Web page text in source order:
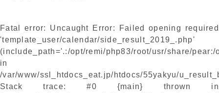
Fatal error: Uncaught Error: Failed opening required
'template_user/calendar/side_result_2019_.php'
(include_path='.:/opt/remi/php83/root/usr/share/
in
/var/www/ssl_htdocs_eat.jp/htdocs/55yakyu/
Stack trace: #0 {main} thrown in